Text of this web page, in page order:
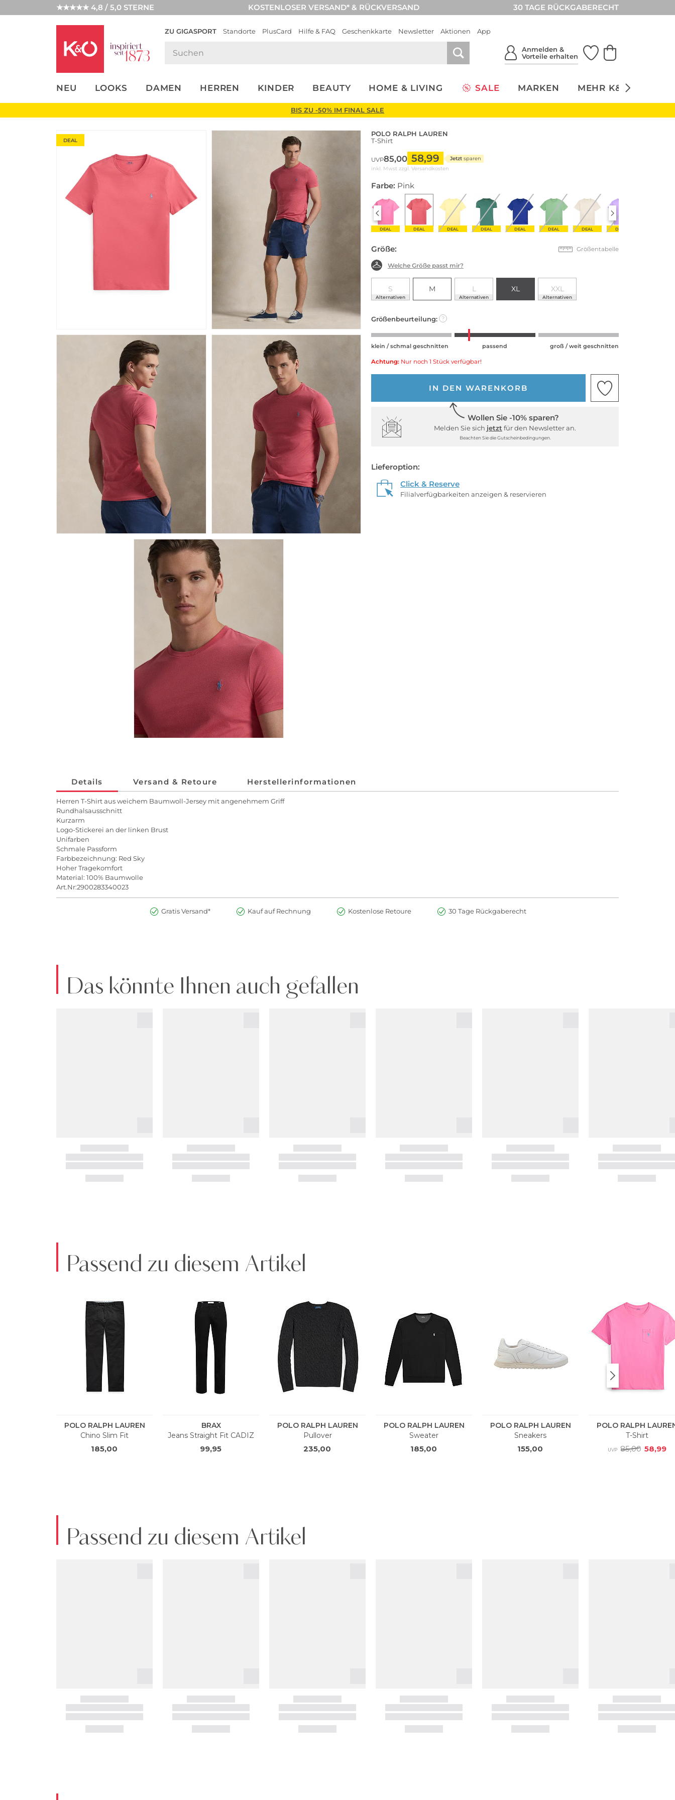
★★★★★ 4,8 / 5,0 STERNE KOSTENLOSER VERSAND* & RÜCKVERSAND 30 TAGE RÜCKGABERECHT
ZU GIGASPORT Standorte PlusCard Hilfe & FAQ Geschenkkarte Newsletter Aktionen App
Anmelden &
Vorteile erhalten
NEU LOOKS DAMEN HERREN KINDER BEAUTY HOME & LIVING SALE MARKEN MEHR K&Ö
UNSERE APP
CLICK &
BIS ZU -50% IM FINAL SALE
DEAL
POLO RALPH LAUREN
T-Shirt
UVP85,00 58,99 Jetzt sparen
inkl. Mwst zzgl. Versandkosten
Farbe: Pink
DEAL DEAL DEAL DEAL DEAL DEAL DEAL DEAL DEAL
Größe: Größentabelle
Welche Größe passt mir?
S
Alternativen
M L
Alternativen
XL XXL
Alternativen
Größenbeurteilung: ?
klein / schmal geschnitten passend groß / weit geschnitten
Achtung: Nur noch 1 Stück verfügbar!
IN DEN WARENKORB
Wollen Sie -10% sparen?
Melden Sie sich jetzt für den Newsletter an.
Beachten Sie die Gutscheinbedingungen.
Lieferoption:
Click & Reserve
Filialverfügbarkeiten anzeigen & reservieren
Details Versand & Retoure Herstellerinformationen
Herren T-Shirt aus weichem Baumwoll-Jersey mit angenehmem Griff
Rundhalsausschnitt
Kurzarm
Logo-Stickerei an der linken Brust
Unifarben
Schmale Passform
Farbbezeichnung: Red Sky
Hoher Tragekomfort
Material: 100% Baumwolle
Art.Nr:2900283340023
Gratis Versand* Kauf auf Rechnung Kostenlose Retoure 30 Tage Rückgaberecht
Das könnte Ihnen auch gefallen
Passend zu diesem Artikel
Passend zu diesem Artikel